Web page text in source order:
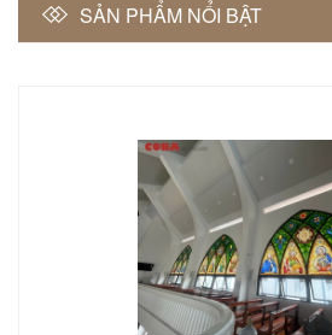
SẢN PHẨM NỔI BẬT